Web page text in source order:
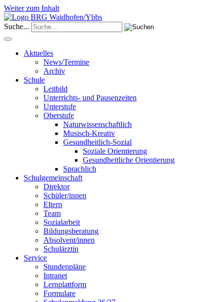
Weiter zum Inhalt
Suche...
Aktuelles
News/Termine
Archiv
Schule
Leitbild
Unterrichts- und Pausenzeiten
Unterstufe
Oberstufe
Naturwissenschaftlich
Musisch-Kreativ
Gesundheitlich-Sozial
Soziale Orientierung
Gesundheitliche Orientierung
Sprachlich
Schulgemeinschaft
Direktor
Schüler/innen
Eltern
Team
Sozialarbeit
Bildungsberatung
Absolvent/innen
Schulärztin
Service
Stundenpläne
Intranet
Lernplattform
Formulare